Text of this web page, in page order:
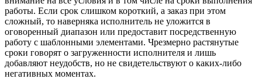
работы. Если срок слишком короткий, а заказ при этом
сложный, то наверняка исполнитель не уложится в
оговоренный диапазон или предоставит посредственную
работу с шаблонными элементами. Чрезмерно растянутые
сроки говорят о загруженности исполнителя и лишь
добавляют неудобств, но не свидетельствуют о каких-либо
негативных моментах.